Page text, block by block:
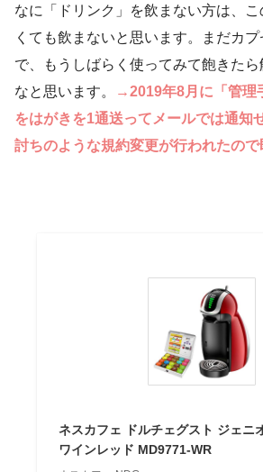
なに「ドリンク」を飲まない方は、
くても飲まないと思います。まだカ
で、もうしばらく使ってみて飽きた
なと思います。
→2019年8月に 「管
をはがきを1通送ってメールでは通知
討ちのような規約変更が行われたので
ネスカフェ ドルチェグスト ジェニ
ワインレッド MD9771-WR